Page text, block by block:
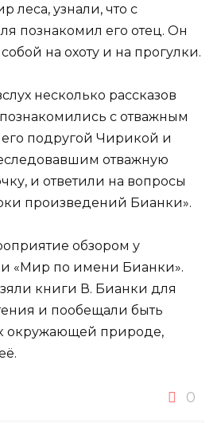
леса, узнали, что с
познакомил его отец. Он
на охоту и на прогулки.
несколько рассказов
с отважным
подругой Чирикой и
отважную
и ответили на вопросы
произведений Бианки».
обзором у
«Мир по имени Бианки».
книги В. Бианки для
и пообещали быть
окружающей природе,
0